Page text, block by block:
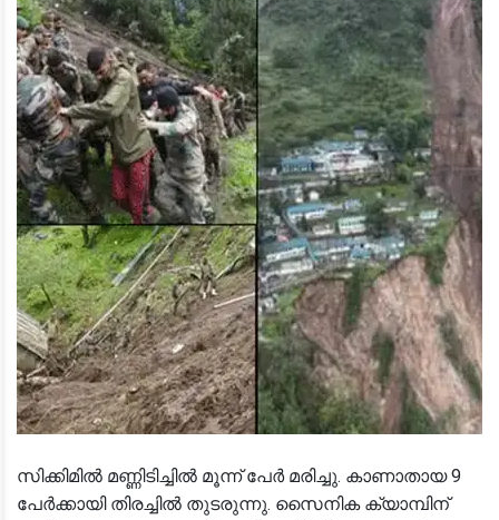
സിക്കിമിൽ മണ്ണിടിച്ചിൽ മൂന്ന് പേർ മരിച്ചു. കാണാതായ 9
പേർക്കായി തിരച്ചിൽ തുടരുന്നു. സൈനിക ക്യാമ്പിന്